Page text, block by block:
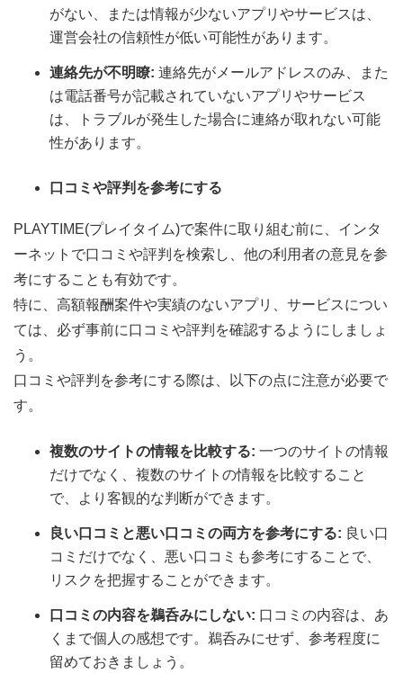
がない、または情報が少ないアプリやサービスは、
運営会社の信頼性が低い可能性があります。
連絡先が不明瞭: 連絡先がメールアドレスのみ、また
は電話番号が記載されていないアプリやサービス
は、トラブルが発生した場合に連絡が取れない可能
性があります。
口コミや評判を参考にする
PLAYTIME(プレイタイム)で案件に取り組む前に、インタ
ーネットで口コミや評判を検索し、他の利用者の意見を参
考にすることも有効です。
特に、高額報酬案件や実績のないアプリ、サービスについ
ては、必ず事前に口コミや評判を確認するようにしましょ
う。
口コミや評判を参考にする際は、以下の点に注意が必要で
す。
複数のサイトの情報を比較する: 一つのサイトの情報
だけでなく、複数のサイトの情報を比較すること
で、より客観的な判断ができます。
良い口コミと悪い口コミの両方を参考にする: 良い口
コミだけでなく、悪い口コミも参考にすることで、
リスクを把握することができます。
口コミの内容を鵜呑みにしない: 口コミの内容は、あ
くまで個人の感想です。鵜呑みにせず、参考程度に
留めておきましょう。